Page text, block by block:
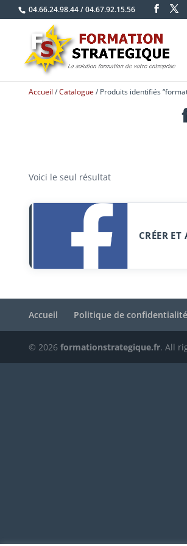
04.66.24.98.44/04.67.92.15.56
Accueil /Catalogue/ Produits identifiés
Voici le seul résultat
CRÉER
Accueil Politique de confidentialité
© 2026 formationstrategique.fr. All